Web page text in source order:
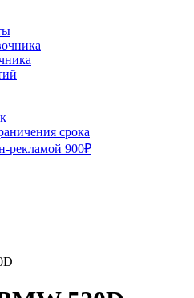
срока
рекламой 900₽